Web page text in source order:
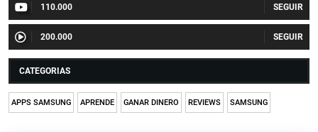
110.000
200.000
CATEGORIAS
APPS SAMSUNG APRENDE GANAR DINERO REVIEWS SAMSUNG